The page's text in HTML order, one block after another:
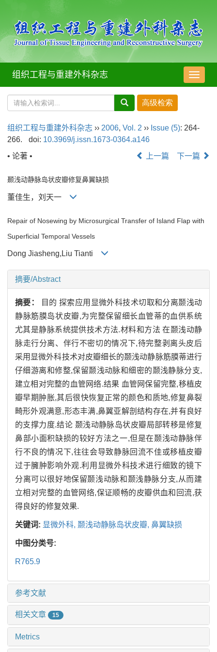
导
航
组织工程与重建外科杂志
组织工程与重建外科杂志 ›› 2006, Vol. 2 ›› Issue (5): 264-
266.
doi: 10.3969/j.issn.1673-0364.a146
• 论著 •
上一篇 下一篇
颞浅动静脉岛状皮瓣修复鼻翼缺损
董佳生，刘天一
Repair of Nosewing by Microsurgical Transfer of Island Flap with
Superficial Temporal Vessels
Dong Jiasheng,Liu Tianti
摘要/Abstract
摘要：
目的 探索应用显微外科技术切取和分离颞浅动
静脉筋膜岛状皮瓣,为完整保留细长血管蒂的血供系统
尤其是静脉系统提供技术方法.材料和方法 在颞浅动静
脉走行分离、伴行不密切的情况下,待完整剥离头皮后
采用显微外科技术对皮瓣细长的颞浅动静脉筋膜蒂进行
仔细游离和修整,保留颞浅动脉和细密的颞浅静脉分支,
建立相对完整的血管网络.结果 血管网保留完整,移植皮
瓣早期肿胀,其后很快恢复正常的颜色和质地,修复鼻裂
畸形外观满意,形态丰满,鼻翼亚解剖结构存在,并有良好
的支撑力度.结论 颞浅动静脉岛状皮瓣局部转移是修复
鼻部小面积缺损的较好方法之一,但是在颞浅动静脉伴
行不良的情况下,往往会导致静脉回流不佳或移植皮瓣
过于臃肿影响外观.利用显微外科技术进行细致的镜下
分离可以很好地保留颞浅动脉和颞浅静脉分支,从而建
立相对完整的血管网络,保证顺畅的皮瓣供血和回流,获
得良好的修复效果.
关键词: 显微外科, 颞浅动静脉岛状皮瓣, 鼻翼缺损
中图分类号:
R765.9
参考文献
相关文章 15
Metrics